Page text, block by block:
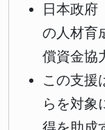
日本政府
の人材育
償資金協
この支援
らを対象